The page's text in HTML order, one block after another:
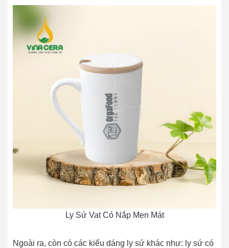
Ly Sứ Vat Có Nắp Men Mát
Ngoài ra, còn có các kiểu dáng ly sứ khác như: ly sứ có